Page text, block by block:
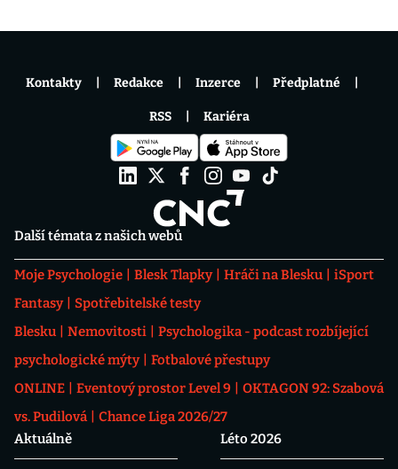
Další témata z našich webů
Moje Psychologie Blesk Tlapky Hráči na Blesku
iSport
Fantasy
Spotřebitelské testy
Blesku
Nemovitosti
Psychologika - podcast rozbíjející
psychologické mýty
Fotbalové přestupy
ONLINE
Eventový prostor Level 9
OKTAGON 92: Szabová
vs. Pudilová
Chance Liga 2026/27
Aktuálně
Léto 2026
Kontakty Redakce Inzerce Předplatné
RSS Kariéra